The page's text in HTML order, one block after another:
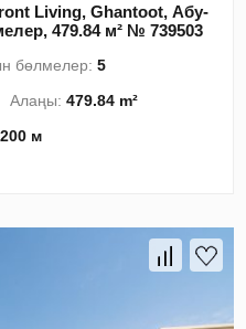
Living, Ghantoot, Абу-
479.84 м² № 739503
бөлмелер:5
Алаңы:479.84 m²
200 м